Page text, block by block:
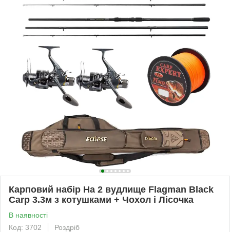
Карповий набір На 2 вудлище Flagman Black
Carp 3.3м з котушками + Чохол і Лісочка
В наявності
Код: 3702
Роздріб